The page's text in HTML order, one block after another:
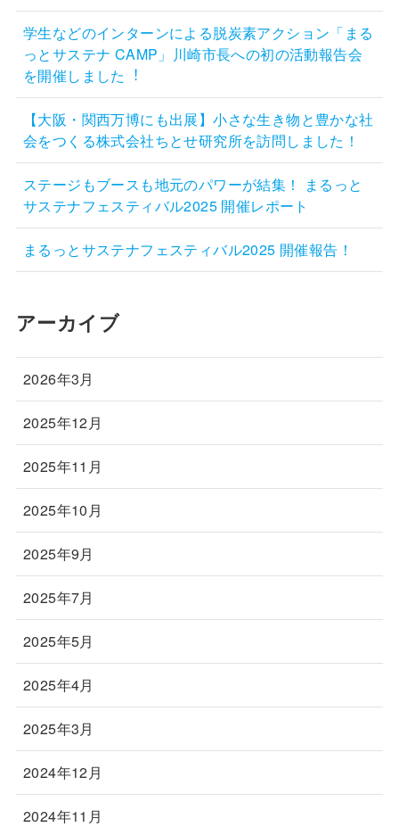
学生などのインターンによる脱炭素アクション「まる
っとサステナ CAMP」川崎市長への初の活動報告会
を開催しました︕
【大阪・関西万博にも出展】小さな生き物と豊かな社
会をつくる株式会社ちとせ研究所を訪問しました！
ステージもブースも地元のパワーが結集！ まるっと
サステナフェスティバル2025 開催レポート
まるっとサステナフェスティバル2025 開催報告！
アーカイブ
2026年3月
2025年12月
2025年11月
2025年10月
2025年9月
2025年7月
2025年5月
2025年4月
2025年3月
2024年12月
2024年11月